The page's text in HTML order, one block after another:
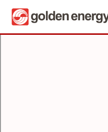
Umeet - User Guide